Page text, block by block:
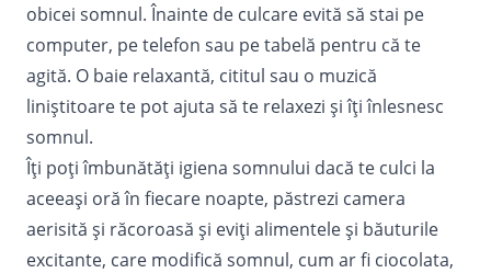
obicei somnul. Înainte de culcare evită să stai pe
computer, pe telefon sau pe tabelă pentru că te
agită. O baie relaxantă, cititul sau o muzică
liniștitoare te pot ajuta să te relaxezi și îți înlesnesc
somnul.
Îți poți îmbunătăți igiena somnului dacă te culci la
aceeași oră în fiecare noapte, păstrezi camera
aerisită și răcoroasă și eviți alimentele și băuturile
excitante, care modifică somnul, cum ar fi ciocolata,